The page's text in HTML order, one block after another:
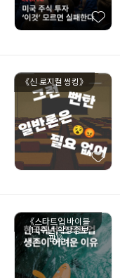
《신 로지컬 씽킹》
《스타트업 바이블
(10주년 확장증보
판)》